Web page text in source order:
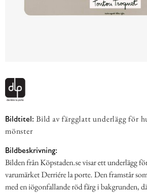
Bildtitel: Bild av färgglatt underlägg för
mönster
Bildbeskrivning:
Bilden från Köpstaden.se visar ett underlägg
varumärket Derriére la porte. Den framstår
med en iögonfallande röd färg i bakgrunden,